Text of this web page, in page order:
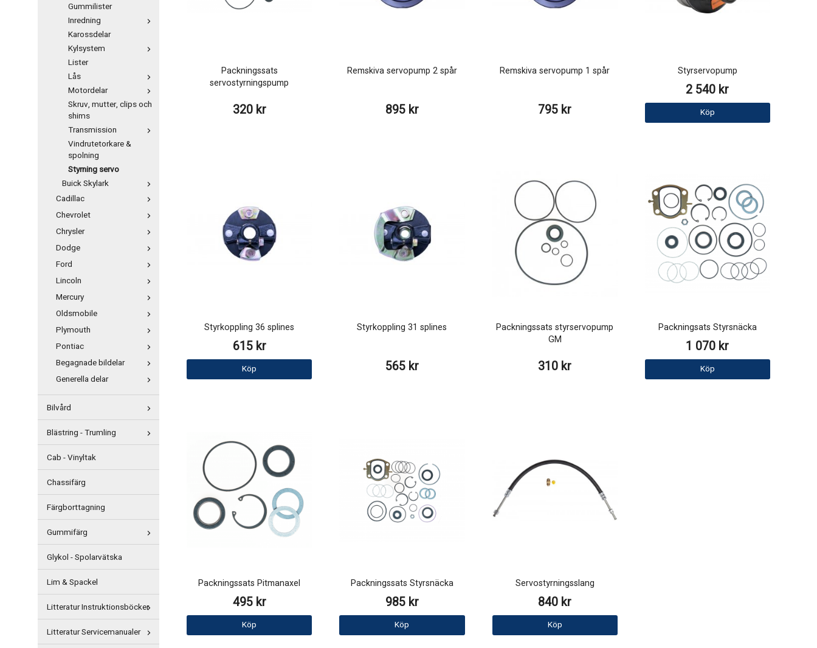
Gummilister
Inredning
Karossdelar
Kylsystem
Lister
Lås
Motordelar
Skruv, mutter, clips och
shims
Transmission
Vindrutetorkare &
spolning
Styrning servo
Buick Skylark
Cadillac
Chevrolet
Chrysler
Dodge
Ford
Lincoln
Mercury
Oldsmobile
Plymouth
Pontiac
Begagnade bildelar
Generella delar
Bilvård
Blästring - Trumling
Cab - Vinyltak
Chassifärg
Färgborttagning
Gummifärg
Glykol - Spolarvätska
Lim & Spackel
Litteratur Instruktionsböcker
Litteratur Servicemanualer
Packningssats
servostyrningspump
320 kr
Remskiva servopump 2 spår
895 kr
Remskiva servopump 1 spår
795 kr
Styrservopump
2 540 kr
Köp
Styrkoppling 36 splines
615 kr
Köp
Styrkoppling 31 splines
565 kr
Packningssats styrservopump
GM
310 kr
Packningsats Styrsnäcka
1 070 kr
Köp
Packningssats Pitmanaxel
495 kr
Köp
Packningssats Styrsnäcka
985 kr
Köp
Servostyrningsslang
840 kr
Köp